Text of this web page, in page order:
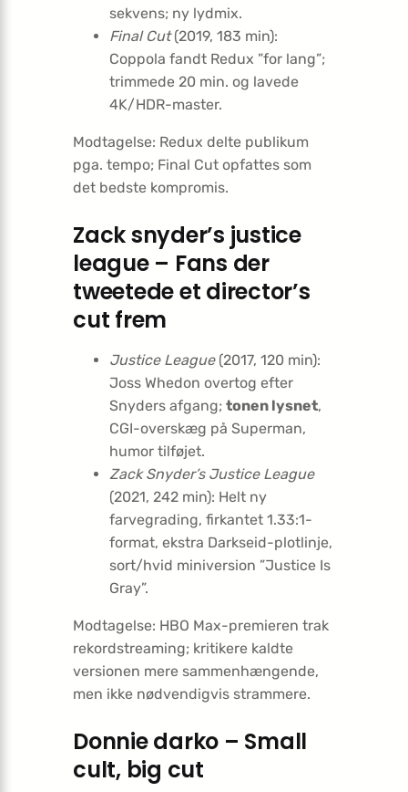
sekvens; ny lydmix.
Final Cut(2019, 183 min):
Coppola fandt Redux ”for lang”;
trimmede 20 min. og lavede
4K/HDR-master.
Modtagelse: Redux delte publikum
pga. tempo; Final Cut opfattes som
det bedste kompromis.
Zack snyder’s justice
league – Fans der
tweetede et director’s
cut frem
Justice League(2017, 120 min):
Joss Whedon overtog efter
Snyders afgang; tonen lysnet,
CGI-overskæg på Superman,
humor tilføjet.
Zack Snyder’s Justice League
(2021, 242 min): Helt ny
farvegrading, firkantet 1.33:1-
format, ekstra Darkseid-plotlinje,
sort/hvid miniversion ”Justice Is
Gray”.
Modtagelse: HBO Max-premieren trak
rekordstreaming; kritikere kaldte
versionen mere sammenhængende,
men ikke nødvendigvis strammere.
Donnie darko – Small
cult, big cut